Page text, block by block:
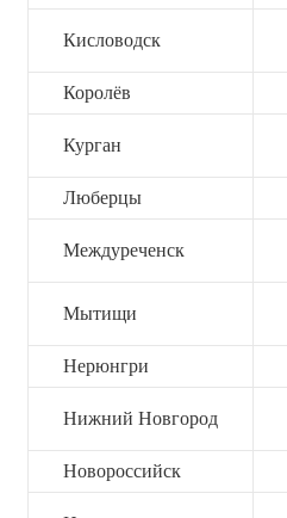
Кисловодск
Королёв
Курган
Люберцы
Междуреченск
Мытищи
Нерюнгри
Нижний Новгород
Новороссийск